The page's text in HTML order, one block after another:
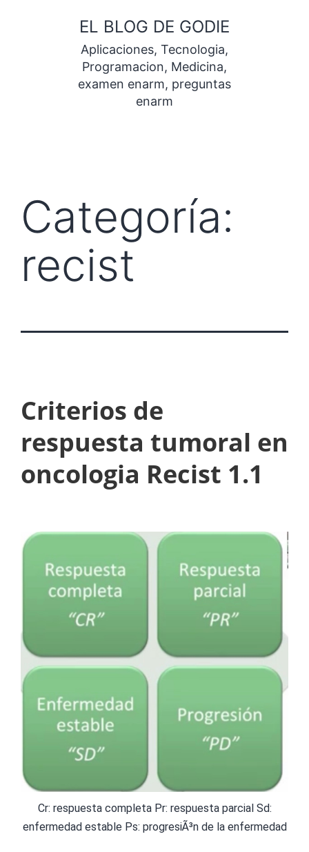
contenido
EL BLOG DE GODIE
Aplicaciones, Tecnologia,
Programacion, Medicina,
examen enarm, preguntas
enarm
Categoría:
recist
Criterios de
respuesta tumoral en
oncologia Recist 1.1
Cr: respuesta completa Pr: respuesta parcial Sd:
enfermedad estable Ps: progresiÃ³n de la enfermedad